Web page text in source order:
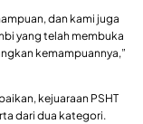
dan kami juga
yang telah membuka
kemampuannya,”
kejuaraan PSHT
dari dua kategori.